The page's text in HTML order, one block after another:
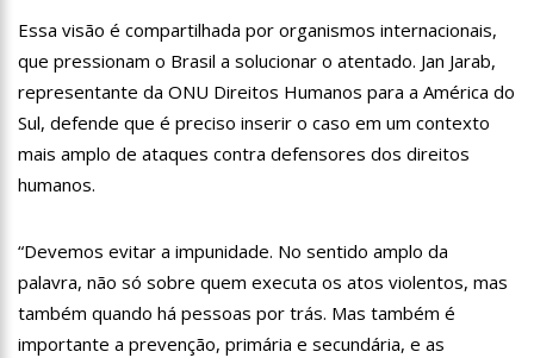
Cachorra foge de casa, caminha 16 km até abrigo em que
viveu e toca a campainha
11:54 Com queda da Vale e Petrobras, Bolsa recua 2% em volta do
feriado
11:40 Noivo de Maíra Cardi sobre submissão: “Importante para
Pastor é processado por ‘terrorismo’ após jejum mortal de
fiéis
13:26
Prazo para recadastrar armas de fogo no sistema da PF
termina nesta quarta
Essa visão é compartilhada por organismos internacionais,
que pressionam o Brasil a solucionar o atentado. Jan Jarab,
representante da ONU Direitos Humanos para a América do
Sul, defende que é preciso inserir o caso em um contexto
mais amplo de ataques contra defensores dos direitos
humanos.
“Devemos evitar a impunidade. No sentido amplo da
palavra, não só sobre quem executa os atos violentos, mas
também quando há pessoas por trás. Mas também é
importante a prevenção, primária e secundária, e as